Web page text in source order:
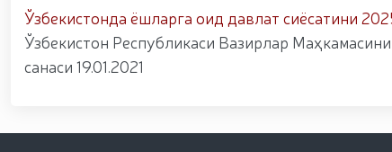
Ўзбекистонда ёшларга оид давлат сиёсатини
Ўзбекистон Республикаси Вазирлар
санаси 19.01.2021